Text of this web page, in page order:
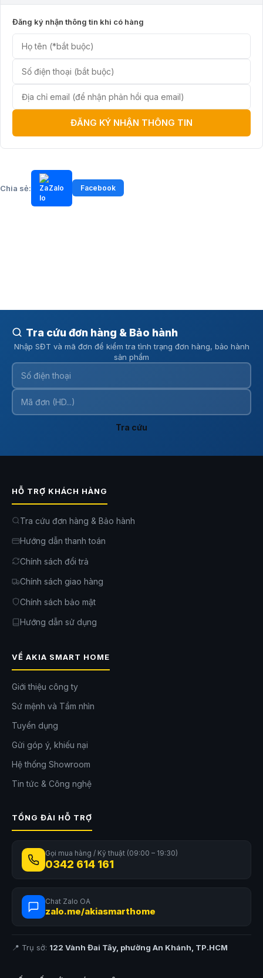
Đăng ký nhận thông tin khi có hàng
ĐĂNG KÝ NHẬN THÔNG TIN
Chia sẻ: Zalo Facebook
Tra cứu đơn hàng & Bảo hành
Nhập SĐT và mã đơn để kiểm tra tình trạng đơn hàng, bảo hành
sản phẩm
Tra cứu
HỖ TRỢ KHÁCH HÀNG
Tra cứu đơn hàng & Bảo hành
Hướng dẫn thanh toán
Chính sách đổi trả
Chính sách giao hàng
Chính sách bảo mật
Hướng dẫn sử dụng
VỀ AKIA SMART HOME
Giới thiệu công ty
Sứ mệnh và Tầm nhìn
Tuyển dụng
Gửi góp ý, khiếu nại
Hệ thống Showroom
Tin tức & Công nghệ
TỔNG ĐÀI HỖ TRỢ
Gọi mua hàng / Kỹ thuật (09:00 – 19:30)
0342 614 161
Chat Zalo OA
zalo.me/akiasmarthome
📍 Trụ sở: 122 Vành Đai Tây, phường An Khánh, TP.HCM